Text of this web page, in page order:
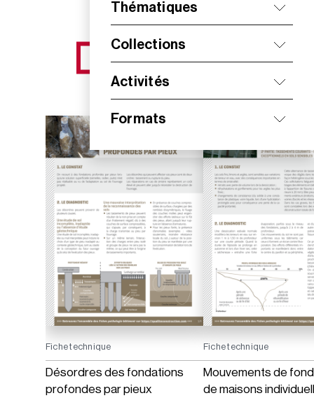
Thématiques
Collections
Activités
Formats
NOS NOUVEAUTÉS
Fiche technique
Désordres des fondations
profondes par pieux
Fiche technique
Mouvements de
de maisons